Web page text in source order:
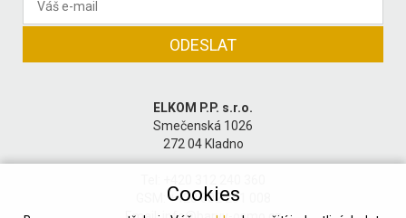
ELKOM P.P. s.r.o.
Smečenská 1026
272 04 Kladno
GSM: +420 602 201 008
Cookies